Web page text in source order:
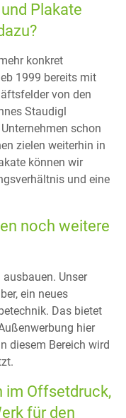
Plakate
konkret
1999 bereits mit
von den
Staudigl
schon
zielen weiterhin in
können wir
und eine
noch weitere
Unser
ein neues
Das bietet
hier
diesem Bereich wird
im Offsetdruck,
für den